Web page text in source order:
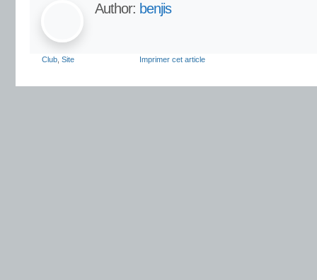
Author: benjis
Club Site Imprimer cet article